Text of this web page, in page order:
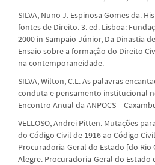
SILVA, Nuno J. Espinosa Gomes da.
fontes de Direito. 3. ed. Lisboa:
2000 in Sampaio Júnior, Da Dinastia
Ensaio sobre a formação do Direito
na contemporaneidade.
SILVA, Wilton, C.L. As palavras
conduta e pensamento institucional
Encontro Anual da ANPOCS –
VELLOSO, Andrei Pitten. Mutações
do Código Civil de 1916 ao Código
Procuradoria-Geral do Estado [do Rio
Alegre. Procuradoria-Geral do Estado